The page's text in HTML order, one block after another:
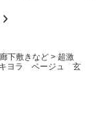
下敷きなど> 超激
キヨラ ベージュ 玄